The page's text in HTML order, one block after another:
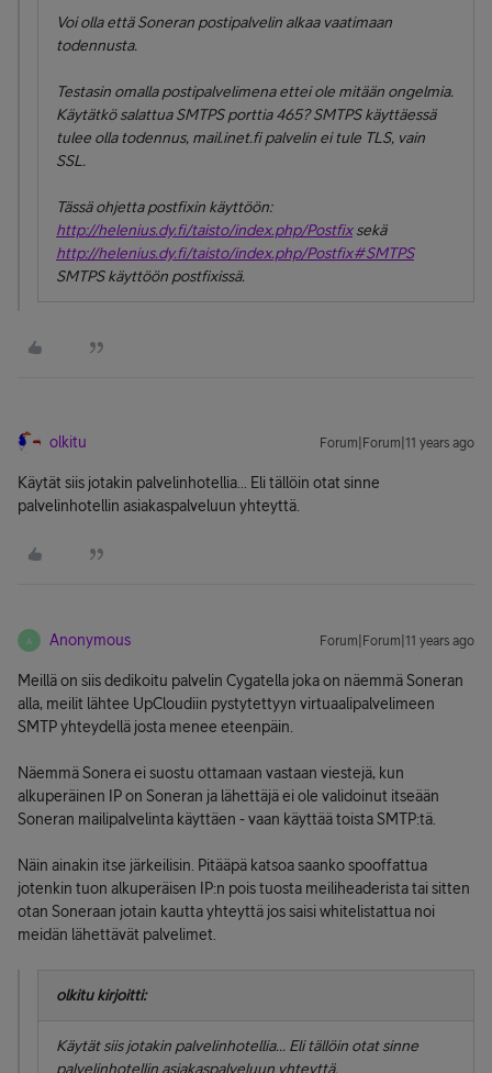
Voi olla että Soneran postipalvelin alkaa vaatimaan
todennusta.
Testasin omalla postipalvelimena ettei ole mitään ongelmia.
Käytätkö salattua SMTPS porttia 465? SMTPS käyttäessä
tulee olla todennus, mail.inet.fi palvelin ei tule TLS, vain
SSL.
Tässä ohjetta postfixin käyttöön:
http://helenius.dy.fi/taisto/index.php/Postfixsekä
http://helenius.dy.fi/taisto/index.php/Postfix#SMTPS
SMTPS käyttöön postfixissä.
olkitu Forum|Forum|11 years ago
Käytät siis jotakin palvelinhotellia... Eli tällöin otat sinne
palvelinhotellin asiakaspalveluun yhteyttä.
A Anonymous Forum|Forum|11 years ago
Meillä on siis dedikoitu palvelin Cygatella joka on näemmä Soneran
alla, meilit lähtee UpCloudiin pystytettyyn virtuaalipalvelimeen
SMTP yhteydellä josta menee eteenpäin.
Näemmä Sonera ei suostu ottamaan vastaan viestejä, kun
alkuperäinen IP on Soneran ja lähettäjä ei ole validoinut itseään
Soneran mailipalvelinta käyttäen - vaan käyttää toista SMTP:tä.
Näin ainakin itse järkeilisin. Pitääpä katsoa saanko spooffattua
jotenkin tuon alkuperäisen IP:n pois tuosta meiliheaderista tai sitten
otan Soneraan jotain kautta yhteyttä jos saisi whitelistattua noi
meidän lähettävät palvelimet.
olkitu kirjoitti:
Käytät siis jotakin palvelinhotellia... Eli tällöin otat sinne
palvelinhotellin asiakaspalveluun yhteyttä.